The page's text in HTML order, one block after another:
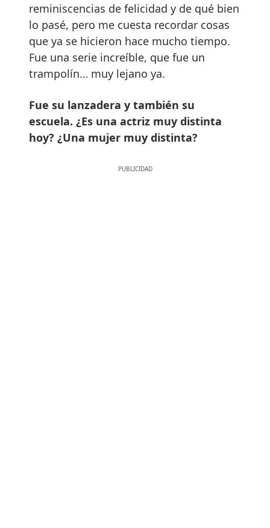
reminiscencias de felicidad y de qué bien
lo pasé, pero me cuesta recordar cosas
que ya se hicieron hace mucho tiempo.
Fue una serie increíble, que fue un
trampolín… muy lejano ya.
Fue su lanzadera y también su
escuela. ¿Es una actriz muy distinta
hoy? ¿Una mujer muy distinta?